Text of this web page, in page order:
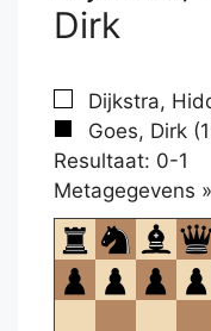
Dirk
Dijkstra,
Goes, Dirk
Resultaat: 0-1
Metagegevens »